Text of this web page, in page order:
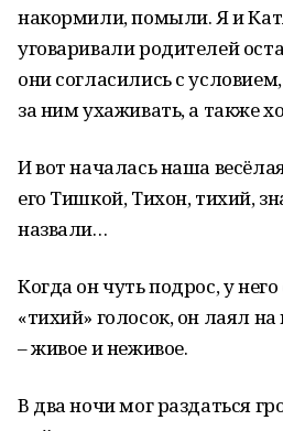
накормили, помыли. Я и
уговаривали родителей
они согласились с
за ним ухаживать, а также
И вот началась наша
его Тишкой, Тихон, тихий,
назвали…
Когда он чуть подрос, у
«тихий» голосок, он лаял
– живое и неживое.
В два ночи мог раздаться